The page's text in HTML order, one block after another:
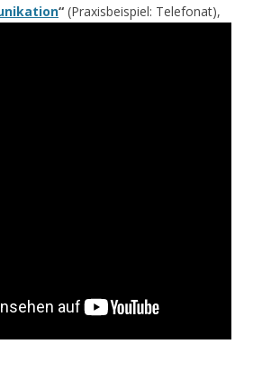
“ (Praxisbeispiel: Telefonat),